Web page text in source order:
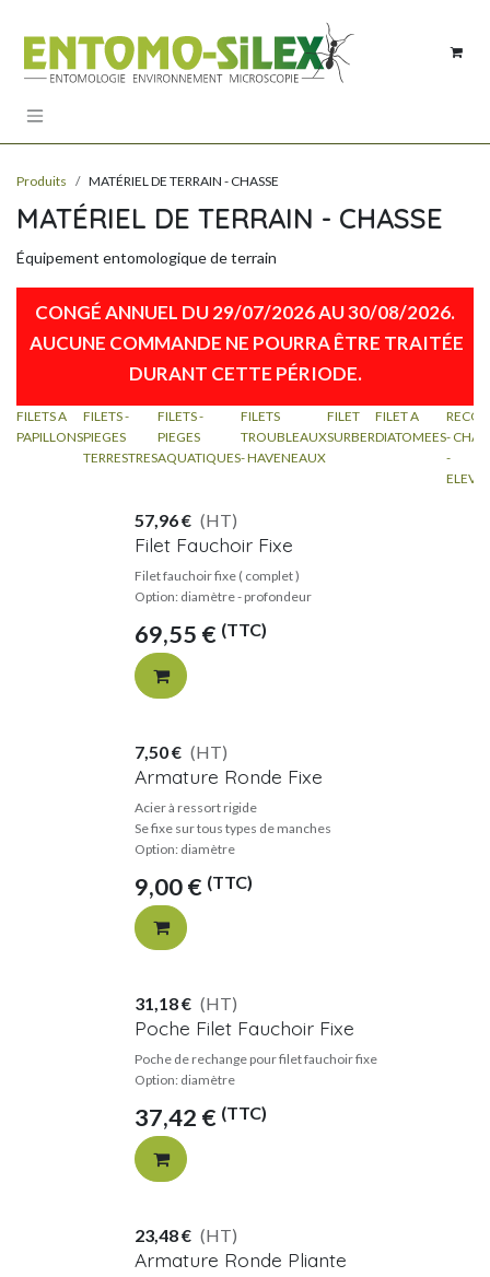
Produits MATÉRIEL DE TERRAIN - CHASSE
MATÉRIEL DE TERRAIN - CHASSE
Équipement entomologique de terrain
CONGÉ ANNUEL DU 29/07/2026 AU 30/08/2026.
AUCUNE COMMANDE NE POURRA ÊTRE TRAITÉE
DURANT CETTE PÉRIODE​.
FILETS A
PAPILLONS
FILETS -
PIEGES
TERRESTRES
FILETS -
PIEGES
AQUATIQUES
FILETS
TROUBLEAUX
- HAVENEAUX
FILET
SURBER
FILET A
DIATOMEES-
-
Filet Fauchoir Fixe
Filet fauchoir fixe ( complet )
Option: diamètre - profondeur
69,55 € (TTC)
57,96€ (HT)
Armature Ronde Fixe
Acier à ressort rigide
Se fixe sur tous types de manches
Option: diamètre
9,00€ (TTC)
7,50€ (HT)
Poche Filet Fauchoir Fixe
Poche de rechange pour filet fauchoir fixe
Option: diamètre
37,42 € (TTC)
31,18€ (HT)
Armature Ronde Pliante
23,48€ (HT)